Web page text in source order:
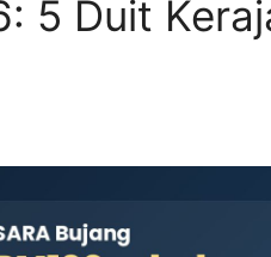
5 Duit